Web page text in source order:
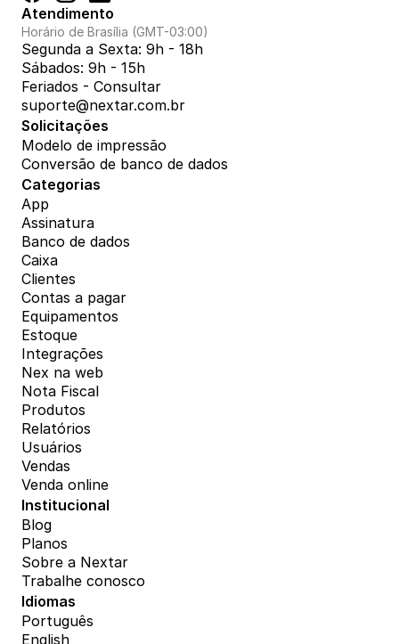
Atendimento
Horário de Brasília (GMT-03:00)
Segunda a Sexta: 9h - 18h
Sábados: 9h - 15h
Feriados - Consultar
suporte@nextar.com.br
Solicitações
Modelo de impressão
Conversão de banco de dados
Categorias
App
Assinatura
Banco de dados
Caixa
Clientes
Contas a pagar
Equipamentos
Estoque
Integrações
Nex na web
Nota Fiscal
Produtos
Relatórios
Usuários
Vendas
Venda online
Institucional
Blog
Planos
Sobre a Nextar
Trabalhe conosco
Idiomas
Português
English